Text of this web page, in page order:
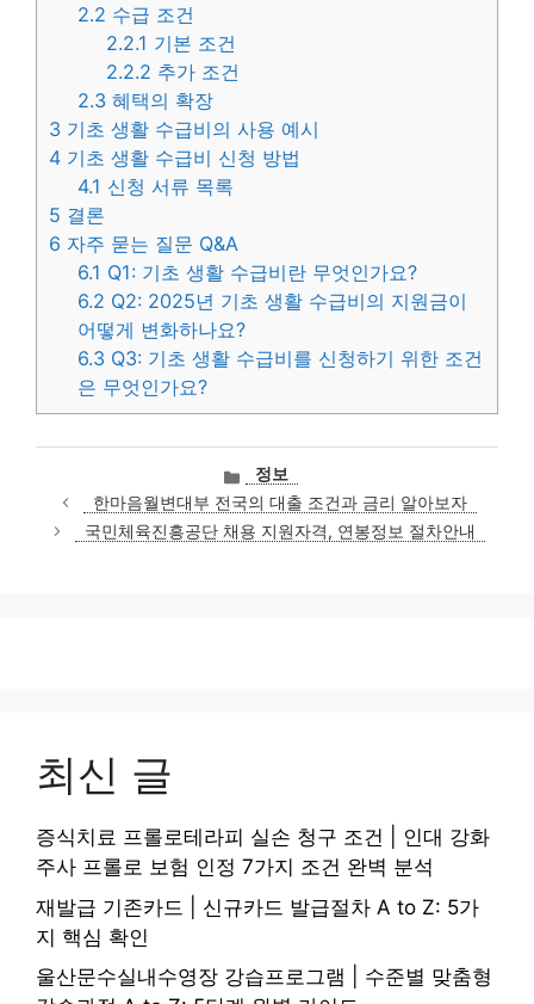
2.2 수급 조건
2.2.1 기본 조건
2.2.2 추가 조건
2.3 혜택의 확장
3 기초 생활 수급비의 사용 예시
4 기초 생활 수급비 신청 방법
4.1 신청 서류 목록
5 결론
6 자주 묻는 질문 Q&A
6.1 Q1: 기초 생활 수급비란 무엇인가요?
6.2 Q2: 2025년 기초 생활 수급비의 지원금이
어떻게 변화하나요?
6.3 Q3: 기초 생활 수급비를 신청하기 위한 조건
은 무엇인가요?
카
테
고
리
정보
한마음월변대부 전국의 대출 조건과 금리 알아보자
국민체육진흥공단 채용 지원자격, 연봉정보 절차안내
최신 글
증식치료 프롤로테라피 실손 청구 조건 | 인대 강화
주사 프롤로 보험 인정 7가지 조건 완벽 분석
재발급 기존카드 | 신규카드 발급절차 A to Z: 5가
지 핵심 확인
울산문수실내수영장 강습프로그램 | 수준별 맞춤형